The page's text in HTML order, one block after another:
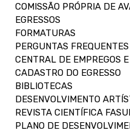
COMISSÃO PRÓPRIA DE
EGRESSOS
FORMATURAS
PERGUNTAS FREQUENTES
CENTRAL DE EMPREGOS
CADASTRO DO EGRESSO
BIBLIOTECAS
DESENVOLVIMENTO
REVISTA CIENTÍFICA
PLANO DE